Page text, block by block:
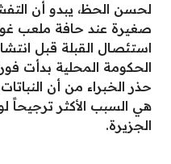
لحسن الحظ، يبدو أن
صغيرة عند حافة ملعب
استئصال القبلة قبل
الحكومة المحلية بدأت
حذر الخبراء من أن
هي السبب الأكثر
الجزيرة.